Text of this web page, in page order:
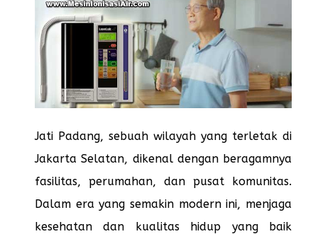
Jati Padang, sebuah wilayah yang terletak di
Jakarta Selatan, dikenal dengan beragamnya
fasilitas, perumahan, dan pusat komunitas.
Dalam era yang semakin modern ini, menjaga
kesehatan dan kualitas hidup yang baik